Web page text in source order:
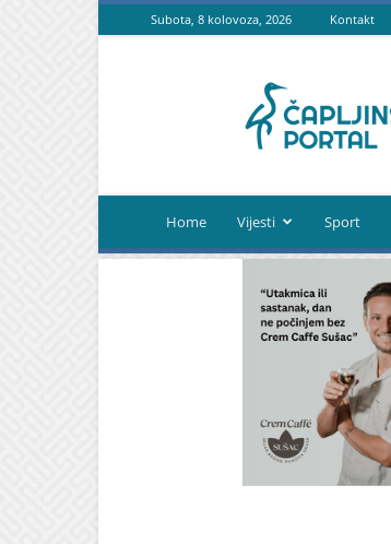
Subota, 8 kolovoza, 2026 Kontakt
portal
Home Vijesti Sport